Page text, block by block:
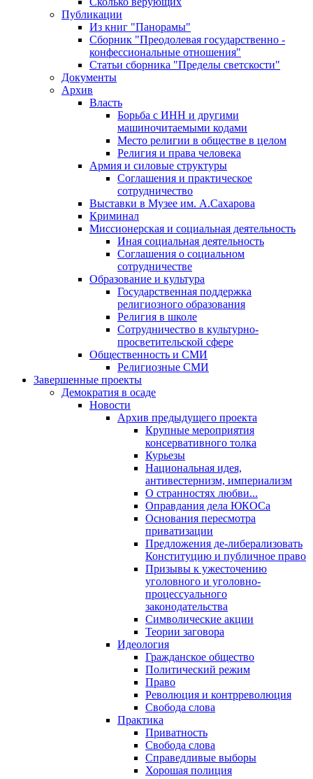
Публикации
Из книг "Панорамы"
Сборник "Преодолевая государственно -
конфессиональные отношения"
Статьи сборника "Пределы светскости"
Документы
Архив
Власть
Борьба с ИНН и другими
машиночитаемыми кодами
Место религии в обществе в целом
Религия и права человека
Армия и силовые структуры
Соглашения и практическое
сотрудничество
Выставки в Музее им. А.Сахарова
Криминал
Миссионерская и социальная деятельность
Иная социальная деятельность
Соглашения о социальном
сотрудничестве
Образование и культура
Государственная поддержка
религиозного образования
Религия в школе
Сотрудничество в культурно-
просветительской сфере
Общественность и СМИ
Религиозные СМИ
Завершенные проекты
Демократия в осаде
Новости
Архив предыдущего проекта
Крупные мероприятия
консервативного толка
Курьезы
Национальная идея,
антивестернизм, империализм
О странностях любви...
Оправдания дела ЮКОСа
Основания пересмотра
приватизации
Предложения де-либерализовать
Конституцию и публичное право
Призывы к ужесточению
уголовного и уголовно-
процессуального
законодательства
Символические акции
Теории заговора
Идеология
Гражданское общество
Политический режим
Право
Революция и контрреволюция
Свобода слова
Практика
Приватность
Свобода слова
Справедливые выборы
Хорошая полиция